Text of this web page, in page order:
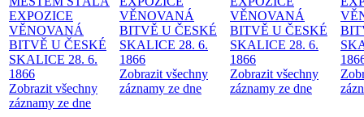
EXPOZICE
VĚNOVANÁ
BITVĚ U ČESKÉ
SKALICE 28. 6.
1866
Zobrazit všechny
záznamy ze dne
VĚNOVANÁ
BITVĚ U ČESKÉ
SKALICE 28. 6.
1866
Zobrazit všechny
záznamy ze dne
VĚNOVANÁ
BITVĚ U ČESKÉ
SKALICE 28. 6.
1866
Zobrazit všechny
záznamy ze dne